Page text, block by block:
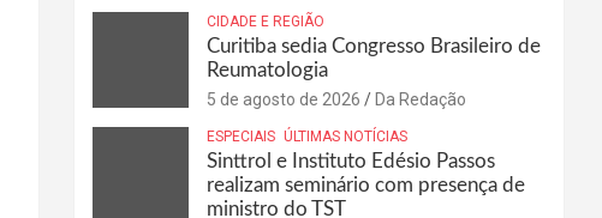
CIDADE E REGIÃO
Curitiba sedia Congresso Brasileiro de
Reumatologia
5 de agosto de 2026 Da Redação
ESPECIAIS ÚLTIMAS NOTÍCIAS
Sinttrol e Instituto Edésio Passos
realizam seminário com presença de
ministro do TST